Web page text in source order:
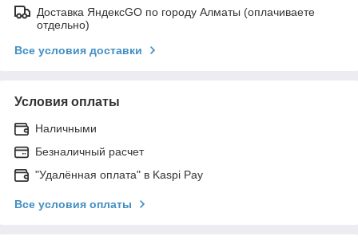
Доставка ЯндексGO по городу Алматы (оплачиваете
отдельно)
Все условия доставки
Условия оплаты
Наличными
Безналичный расчет
"Удалённая оплата" в Kaspi Pay
Все условия оплаты